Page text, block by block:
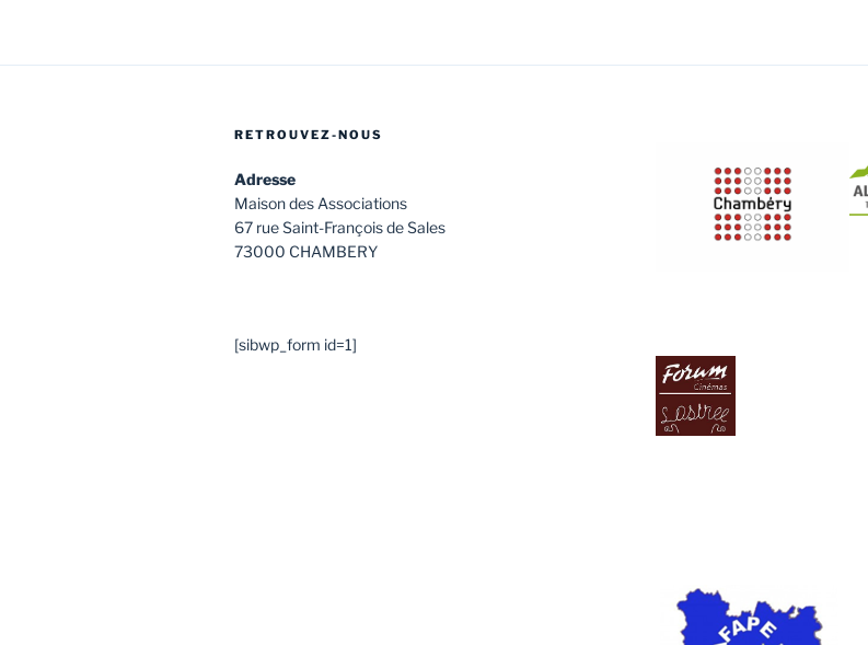
RETROUVEZ-NOUS
Adresse
Maison des Associations
67 rue Saint-François de Sales
73000 CHAMBERY
[sibwp_form id=1]